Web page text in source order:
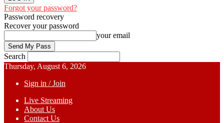
Forgot your password?
Password recovery
Recover your password
your email
Search
Thursday, August 6, 2026
Sign in / Join
Live Streaming
About Us
Contact Us